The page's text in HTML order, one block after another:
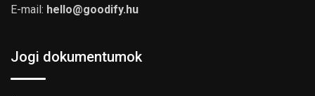
E-mail: hello@goodify.hu
Jogi dokumentumok